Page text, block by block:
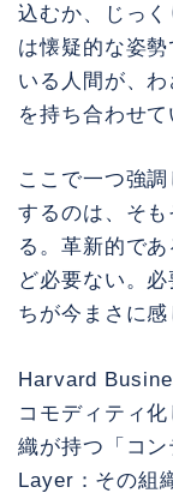
込むか、じっ
は懐疑的な姿
いる人間が、
を持ち合わせ
ここで一つ強
するのは、そ
る。革新的で
ど必要ない。
ちが今まさに感
Harvard
コモディティ
織が持つ「コ
Layer：その組